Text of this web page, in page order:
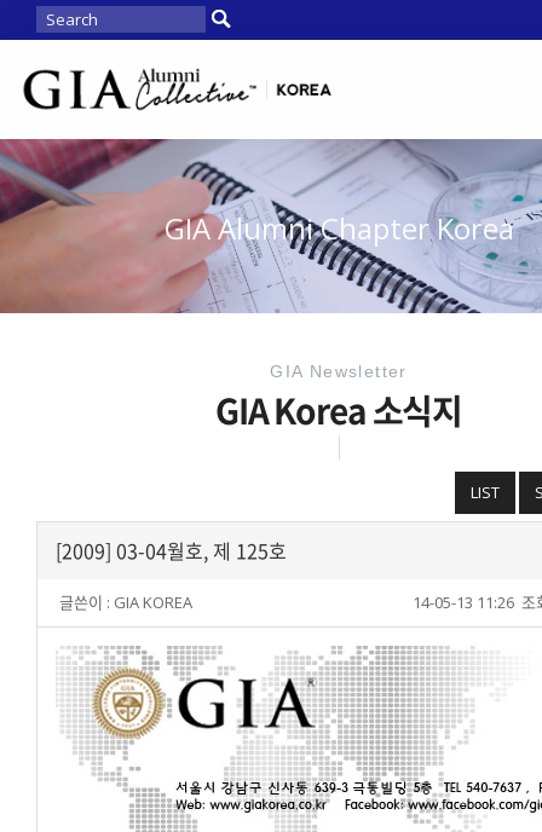
GIA Alumni Chapter Korea
GIA Newsletter
GIA Korea 소식지
LIST
[2009] 03-04월호, 제 125호
글쓴이 : GIA KOREA 조
14-05-13 11:26